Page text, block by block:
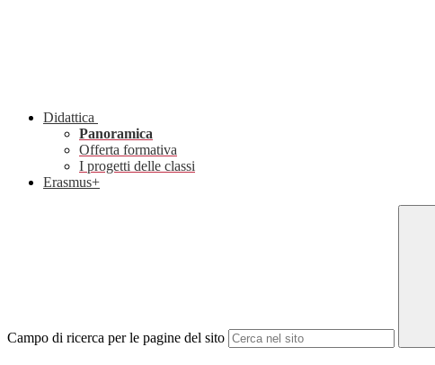
Didattica
Panoramica
Offerta formativa
I progetti delle classi
Erasmus+
Campo di ricerca per le pagine del sito